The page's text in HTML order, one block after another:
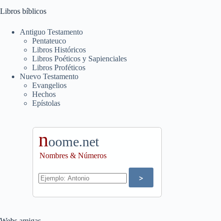
Libros bíblicos
Antiguo Testamento
Pentateuco
Libros Históricos
Libros Poéticos y Sapienciales
Libros Proféticos
Nuevo Testamento
Evangelios
Hechos
Epístolas
noome.net
Nombres & Números